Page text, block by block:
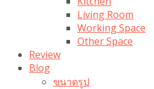
Living Room
Working Space
Other Space
Review
Blog
ขนาดรูป